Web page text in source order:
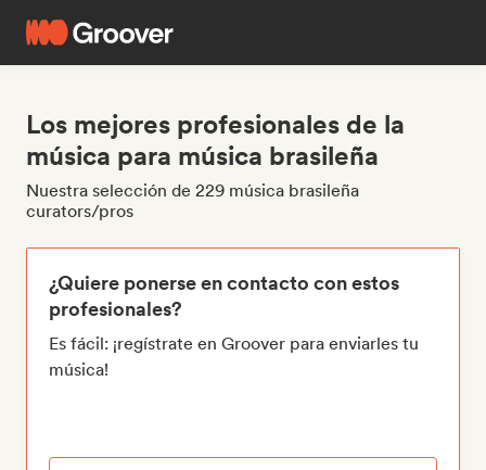
Los mejores profesionales de la
música para música brasileña
Nuestra selección de 229 música brasileña
curators/pros
¿Quiere ponerse en contacto con estos
profesionales?
Es fácil: ¡regístrate en Groover para enviarles tu
música!